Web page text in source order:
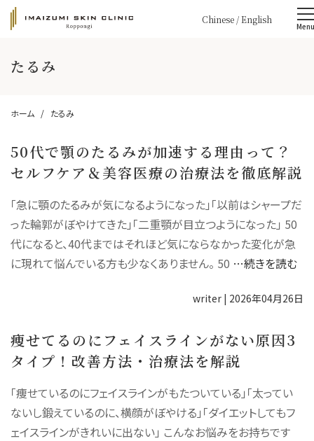
Chinese /English
Menu
たるみ
ホーム たるみ
50代で顎のたるみが加速する理由って？
セルフケア＆美容医療の治療法を徹底解説
「急に顎のたるみが気になるようになった」「以前はシャープだ
った輪郭がぼやけてきた」「二重顎が目立つようになった」 50
代になると、40代まではそれほど気にならなかった変化が急
に現れて悩んでいる方も少なくありません。 50 …続きを読む
writer | 2026年04月26日
痩せてるのにフェイスラインがない原因3
タイプ！改善方法・治療法を解説
「痩せているのにフェイスラインがもたついている」「太ってい
ないし鍛えているのに、横顔がぼやける」「ダイエットしてもフ
ェイスラインがきれいに出ない」 こんなお悩みをお持ちです